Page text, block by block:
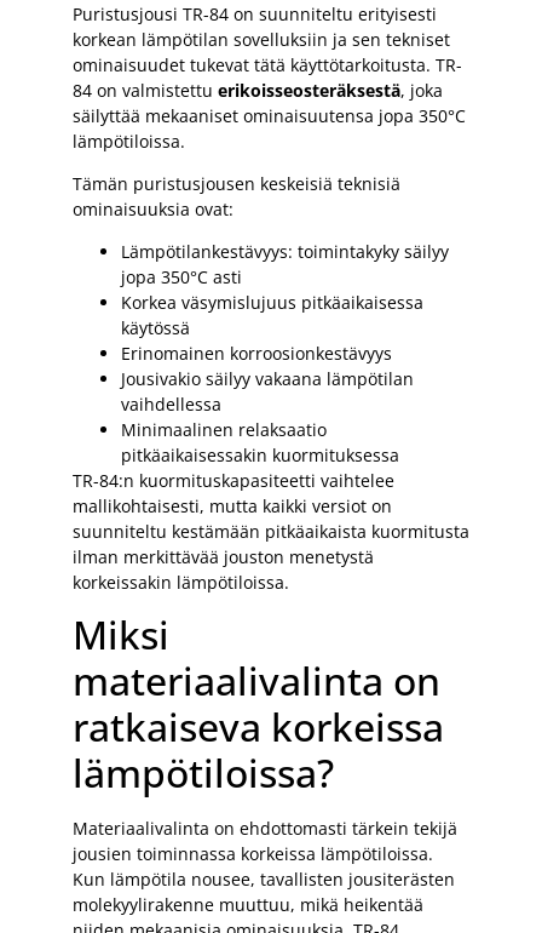
Puristusjousi TR-84 on suunniteltu erityisesti
korkean lämpötilan sovelluksiin ja sen tekniset
ominaisuudet tukevat tätä käyttötarkoitusta. TR-
84 on valmistettu erikoisseosteräksestä, joka
säilyttää mekaaniset ominaisuutensa jopa 350°C
lämpötiloissa.
Tämän puristusjousen keskeisiä teknisiä
ominaisuuksia ovat:
Lämpötilankestävyys: toimintakyky säilyy
jopa 350°C asti
Korkea väsymislujuus pitkäaikaisessa
käytössä
Erinomainen korroosionkestävyys
Jousivakio säilyy vakaana lämpötilan
vaihdellessa
Minimaalinen relaksaatio
pitkäaikaisessakin kuormituksessa
TR-84:n kuormituskapasiteetti vaihtelee
mallikohtaisesti, mutta kaikki versiot on
suunniteltu kestämään pitkäaikaista kuormitusta
ilman merkittävää jouston menetystä
korkeissakin lämpötiloissa.
Miksi
materiaalivalinta on
ratkaiseva korkeissa
lämpötiloissa?
Materiaalivalinta on ehdottomasti tärkein tekijä
jousien toiminnassa korkeissa lämpötiloissa.
Kun lämpötila nousee, tavallisten jousiterästen
molekyylirakenne muuttuu, mikä heikentää